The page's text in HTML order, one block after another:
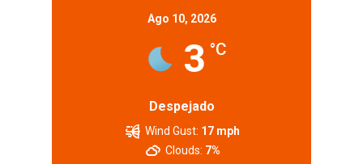
Ago 10, 2026
3 °C
Despejado
Wind Gust: 17 mph
Clouds: 7%